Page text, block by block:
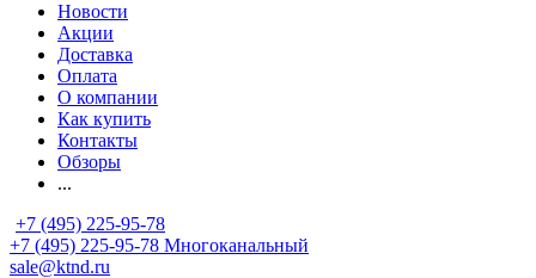
Новости
Акции
Доставка
Оплата
О компании
Как купить
Контакты
Обзоры
...
+7 (495) 225-95-78
+7 (495) 225-95-78 Многоканальный
sale@ktnd.ru